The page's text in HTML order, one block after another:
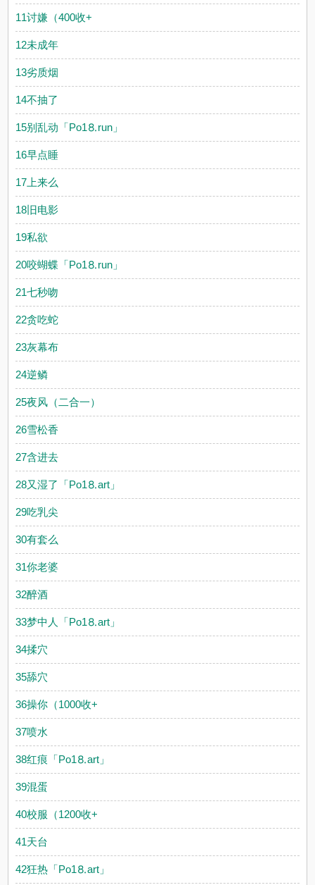
11讨嫌（400收+
12未成年
13劣质烟
14不抽了
15别乱动「Рo1⒏run」
16早点睡
17上来么
18旧电影
19私欲
20咬蝴蝶「Рo1⒏run」
21七秒吻
22贪吃蛇
23灰幕布
24逆鳞
25夜风（二合一）
26雪松香
27含进去
28又湿了「Рo1⒏аrt」
29吃乳尖
30有套么
31你老婆
32醉酒
33梦中人「Рo1⒏аrt」
34揉穴
35舔穴
36操你（1000收+
37喷水
38红痕「Рo1⒏аrt」
39混蛋
40校服（1200收+
41天台
42狂热「Рo1⒏аrt」